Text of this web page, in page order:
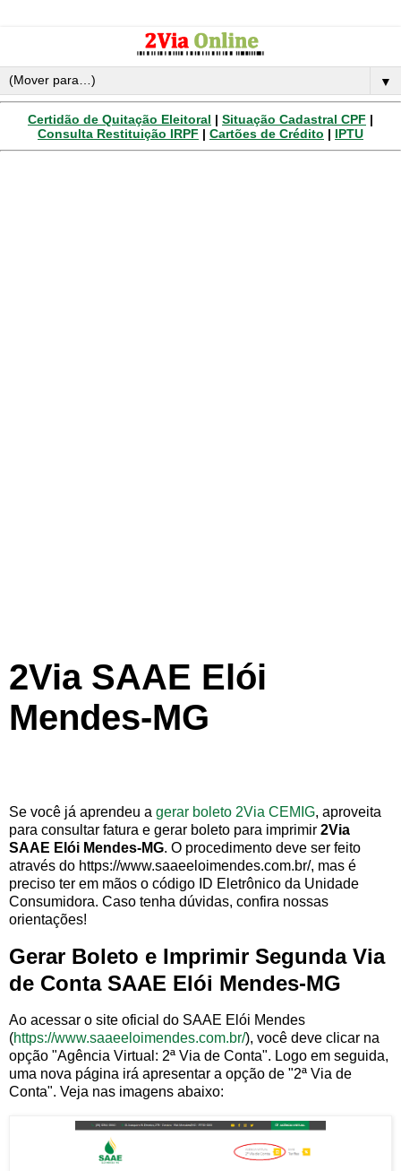
▼
Certidão de Quitação Eleitoral | Situação Cadastral CPF |
Consulta Restituição IRPF | Cartões de Crédito | IPTU
2Via SAAE Elói
Mendes-MG
Se você já aprendeu a gerar boleto 2Via CEMIG, aproveita
para consultar fatura e gerar boleto para imprimir 2Via
SAAE Elói Mendes-MG. O procedimento deve ser feito
através do https://www.saaeeloimendes.com.br/, mas é
preciso ter em mãos o código ID Eletrônico da Unidade
Consumidora. Caso tenha dúvidas, confira nossas
orientações!
Gerar Boleto e Imprimir Segunda Via
de Conta SAAE Elói Mendes-MG
Ao acessar o site oficial do SAAE Elói Mendes
(https://www.saaeeloimendes.com.br/), você deve clicar na
opção "Agência Virtual: 2ª Via de Conta". Logo em seguida,
uma nova página irá apresentar a opção de "2ª Via de
Conta". Veja nas imagens abaixo: